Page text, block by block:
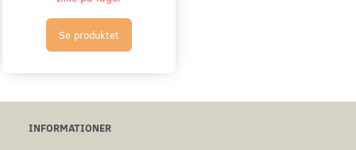
Se produktet
INFORMATIONER